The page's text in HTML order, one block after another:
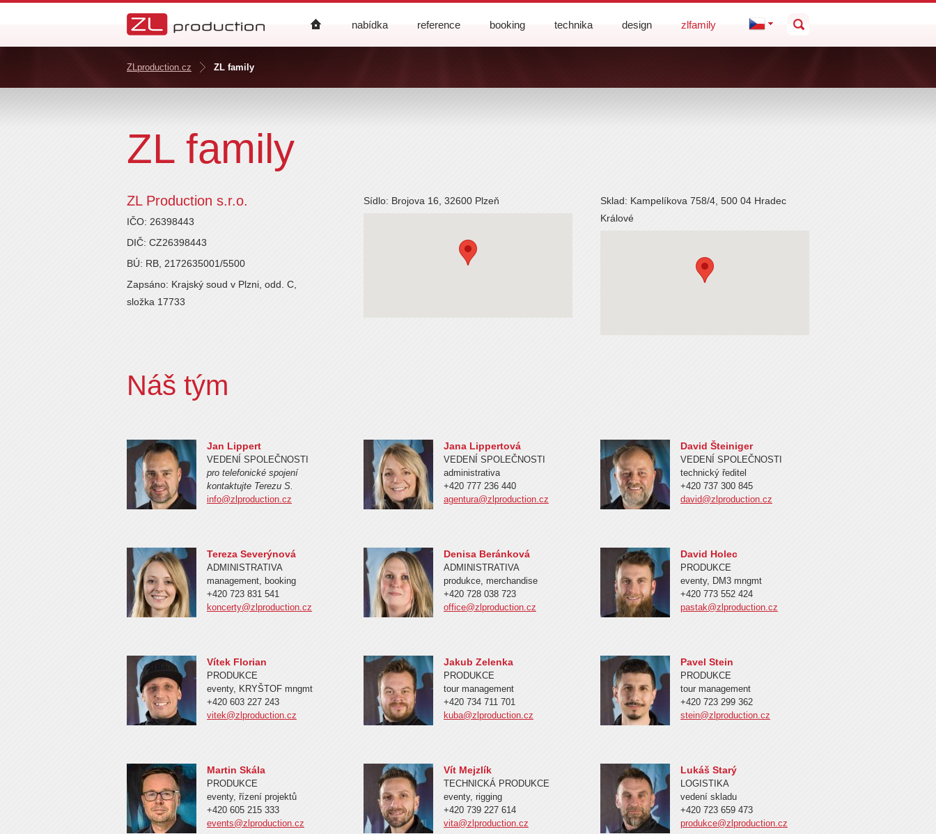
nabídka reference booking technika design zlfamily
ZLproduction.cz ZL family
ZL family
ZL Production s.r.o.
IČO: 26398443
DIČ: CZ26398443
BÚ: RB, 2172635001/5500
Zapsáno: Krajský soud v Plzni, odd. C,
složka 17733
Sídlo: Brojova 16, 32600 Plzeň
Sklad: Kampelíkova 758/4, 500 04 Hradec
Králové
Náš tým
Jan Lippert
VEDENÍ SPOLEČNOSTI
pro telefonické spojení
kontaktujte Terezu S.
info@zlproduction.cz
Jana Lippertová
VEDENÍ SPOLEČNOSTI
administrativa
+420 777 236 440
agentura@zlproduction.cz
David Šteiniger
VEDENÍ SPOLEČNOSTI
technický ředitel
+420 737 300 845
david@zlproduction.cz
Tereza Severýnová
ADMINISTRATIVA
management, booking
+420 723 831 541
koncerty@zlproduction.cz
Denisa Beránková
ADMINISTRATIVA
produkce, merchandise
+420 728 038 723
office@zlproduction.cz
David Holec
PRODUKCE
eventy, DM3 mngmt
+420 773 552 424
pastak@zlproduction.cz
Vítek Florian
PRODUKCE
eventy, KRYŠTOF mngmt
+420 603 227 243
vitek@zlproduction.cz
Jakub Zelenka
PRODUKCE
tour management
+420 734 711 701
kuba@zlproduction.cz
Pavel Stein
PRODUKCE
tour management
+420 723 299 362
stein@zlproduction.cz
Martin Skála
PRODUKCE
eventy, řízení projektů
+420 605 215 333
events@zlproduction.cz
Vít Mejzlík
TECHNICKÁ PRODUKCE
eventy, rigging
+420 739 227 614
vita@zlproduction.cz
Lukáš Starý
LOGISTIKA
vedení skladu
+420 723 659 473
produkce@zlproduction.cz